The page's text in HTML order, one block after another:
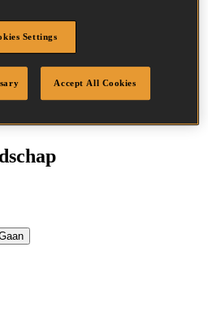
Settings
Accept All Cookies